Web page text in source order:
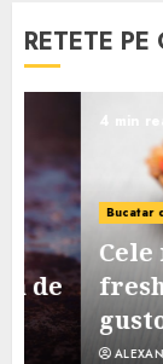
RETETE PE
4 min read
Bucatar de
Cele
fresh
gustos
ALEXANDRU S.